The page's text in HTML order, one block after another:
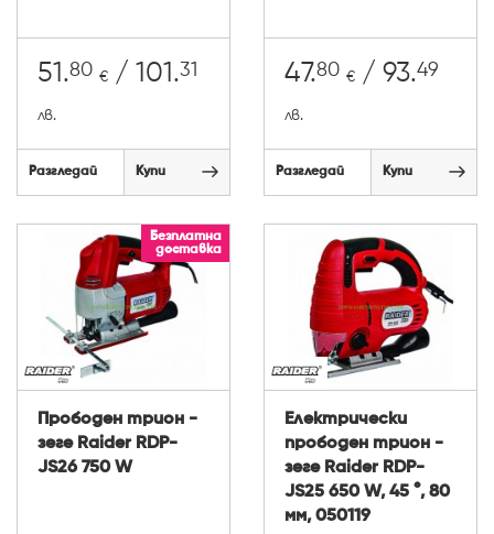
51.80 € / 101.31
лв.
Разгледай Купи
47.80 € / 93.49
лв.
Разгледай Купи
Безплатна
доставка
Прободен трион -
зеге Raider RDP-
JS26 750 W
Електрически
прободен трион -
зеге Raider RDP-
JS25 650 W, 45 °, 80
мм, 050119